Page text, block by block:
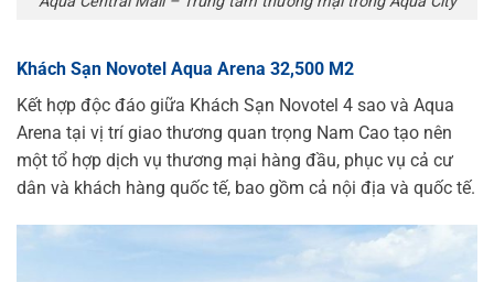
Khách Sạn Novotel Aqua Arena 32,500 M2
Kết hợp độc đáo giữa Khách Sạn Novotel 4 sao và Aqua
Arena tại vị trí giao thương quan trọng Nam Cao tạo nên
một tổ hợp dịch vụ thương mại hàng đầu, phục vụ cả cư
dân và khách hàng quốc tế, bao gồm cả nội địa và quốc tế.